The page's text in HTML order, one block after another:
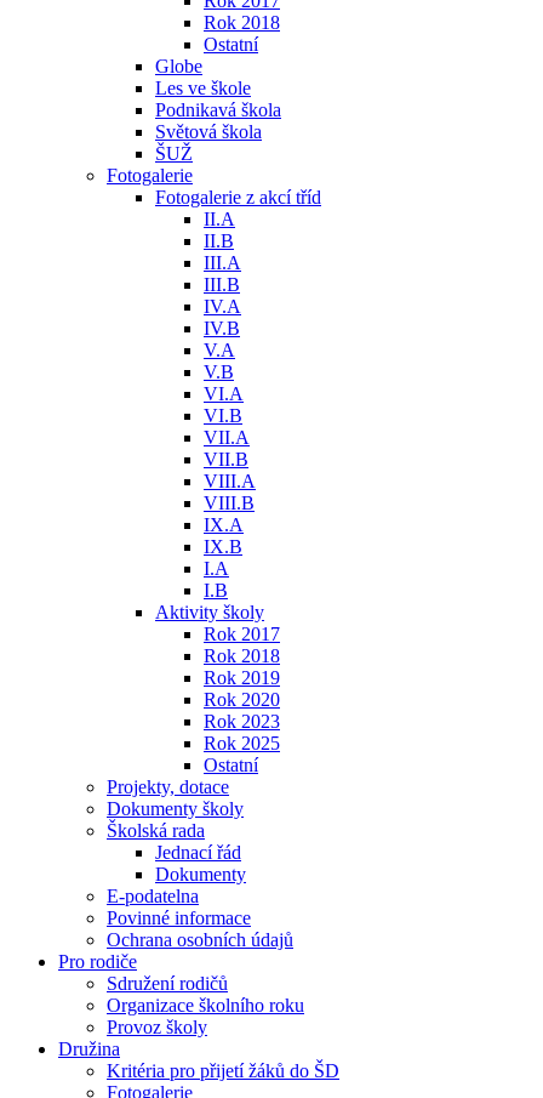
Rok 2018
Ostatní
Globe
Les ve škole
Podnikavá škola
Světová škola
ŠUŽ
Fotogalerie
Fotogalerie z akcí tříd
II.A
II.B
III.A
III.B
IV.A
IV.B
V.A
V.B
VI.A
VI.B
VII.A
VII.B
VIII.A
VIII.B
IX.A
IX.B
I.A
I.B
Aktivity školy
Rok 2017
Rok 2018
Rok 2019
Rok 2020
Rok 2023
Rok 2025
Ostatní
Projekty, dotace
Dokumenty školy
Školská rada
Jednací řád
Dokumenty
E-podatelna
Povinné informace
Ochrana osobních údajů
Pro rodiče
Sdružení rodičů
Organizace školního roku
Provoz školy
Družina
Kritéria pro přijetí žáků do ŠD
Fotogalerie